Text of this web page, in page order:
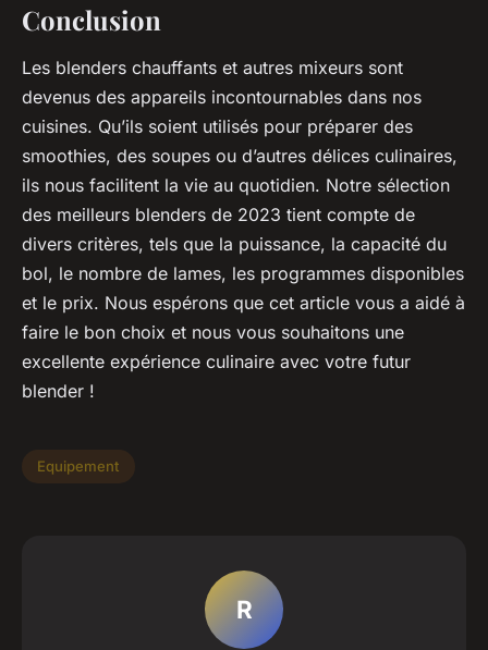
Conclusion
Les blenders chauffants et autres mixeurs sont
devenus des appareils incontournables dans nos
cuisines. Qu’ils soient utilisés pour préparer des
smoothies, des soupes ou d’autres délices culinaires,
ils nous facilitent la vie au quotidien. Notre sélection
des meilleurs blenders de 2023 tient compte de
divers critères, tels que la puissance, la capacité du
bol, le nombre de lames, les programmes disponibles
et le prix. Nous espérons que cet article vous a aidé à
faire le bon choix et nous vous souhaitons une
excellente expérience culinaire avec votre futur
blender !
Equipement
R